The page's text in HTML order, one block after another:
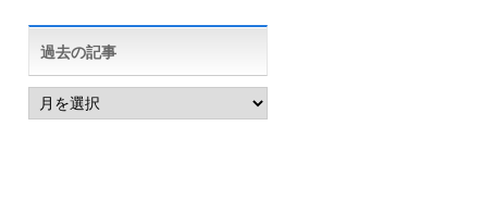
過去の記事
過
去